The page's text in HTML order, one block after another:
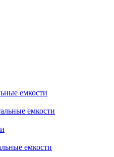
емкости
емкости
емкости